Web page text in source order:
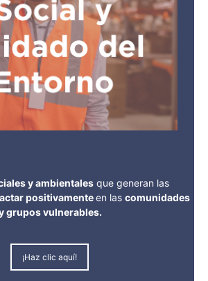
y ambientalesque generan las
positivamenteen las comunidades
grupos vulnerables.
¡Haz clic aquí!